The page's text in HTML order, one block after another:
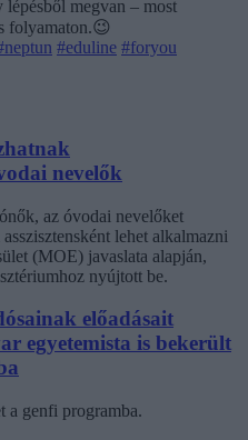
megvan – most
folyamaton.😉
#eduline #foryou
nevelők
az óvodai nevelőket
lehet alkalmazni
(MOE) javaslata alapján,
nyújtott be.
előadásait
egyetemista is bekerült
a genfi programba.